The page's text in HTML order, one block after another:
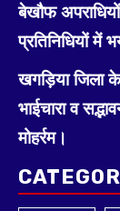
बेखौफ
प्रतिनिधियों में
खगड़िया जिला
भाईचारा व
मोहर्रम।